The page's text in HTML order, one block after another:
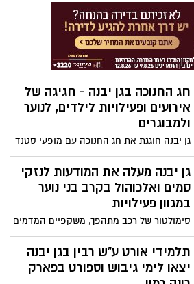
נגד נשים.
חג החנוכה בגן יבנה - חגיגה של
אירועים ופעילויות לילדים, לנוער
ולמבוגרים
גן יבנה חוגגת את חג החנוכה עם מופעי סטנד
אפ למבוגרים, הצגות לילדים, טיולים, הדלקת
נרות ועוד.
גן יבנה מעלה את המודעות לנזקי
סמים ואלכוהול בקרב בני נוער
במגוון פעילויות
סימולטור של רכב מתהפך, משקפיים המדמים
שימוש באלכוהול, לימודי החייאה וקרב מגע
הן רק חלק קטן מהפעילויות שנערכו עבור
תלמידי התיכונים בגן יבנה להעלאת המודעות
לנזקים הטמונים בשימוש בסמים ובאלכוהול.
תלמידי אורט ע"ש רבין בגן יבנה
יצאו לימי גיבוש וספורט בפארק